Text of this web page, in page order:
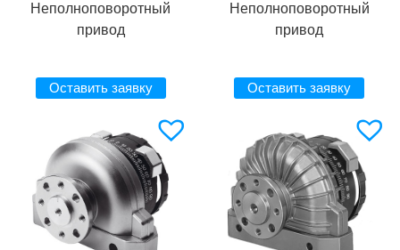
Неполноповоротный
привод
Оставить заявку
Неполноповоротный
привод
Оставить заявку